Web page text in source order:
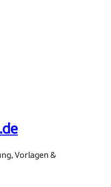
Vorlagen &